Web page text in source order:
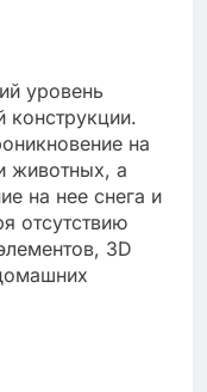
уровень
конструкции.
на
животных, а
на нее снега и
отсутствию
3D